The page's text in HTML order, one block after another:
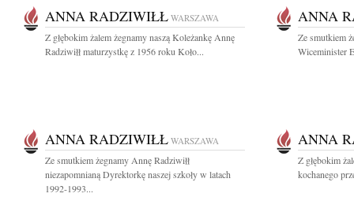
ANNA RADZIWIŁŁ WARSZAWA
Z głębokim żalem żegnamy naszą Koleżankę Annę
Radziwiłł maturzystkę z 1956 roku Koło...
ANNA
Ze smutkiem
Wiceminister
ANNA RADZIWIŁŁ WARSZAWA
Ze smutkiem żegnamy Annę Radziwiłł
niezapomnianą Dyrektorkę naszej szkoły w latach
1992-1993...
ANNA
Z głębokim
kochanego